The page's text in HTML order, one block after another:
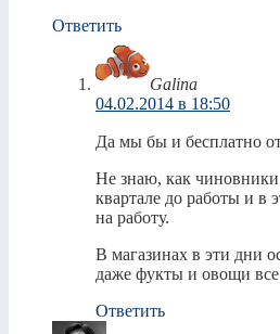
Ответить
Galina
04.02.2014 в 18:50
Да мы бы и бесплатно
Не знаю, как
квартале до работы и в
на работу.
В магазинах в эти дни
даже фукты и овощи
Ответить